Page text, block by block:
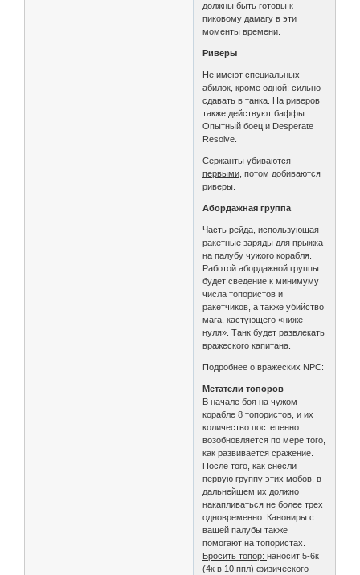
должны быть готовы к
пиковому дамагу в эти
моменты времени.
Риверы
Не имеют специальных
абилок, кроме одной: сильно
сдавать в танка. На риверов
также действуют баффы
Опытный боец и Desperate
Resolve.
Сержанты убиваются
первыми , потом добиваются
риверы.
Абордажная группа
Часть рейда, использующая
ракетные заряды для прыжка
на палубу чужого корабля.
Работой абордажной группы
будет сведение к минимуму
числа топористов и
ракетчиков, а также убийство
мага, кастующего «ниже
нуля». Танк будет развлекать
вражеского капитана.
Подробнее о вражеских NPC:
Метатели топоров
В начале боя на чужом
корабле 8 топористов, и их
количество постепенно
возобновляется по мере того,
как развивается сражение.
После того, как снесли
первую группу этих мобов, в
дальнейшем их должно
накапливаться не более трех
одновременно. Канониры с
вашей палубы также
помогают на топористах.
Бросить топор:наносит 5-6к
(4к в 10 ппл) физического